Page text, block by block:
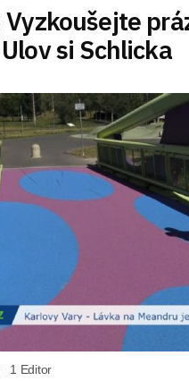
Vyzkoušejte
si Schlicka
1 Editor